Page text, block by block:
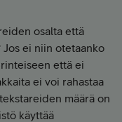
osalta että
ei niin otetaanko
että ei
ei voi rahastaa
määrä on
käyttää